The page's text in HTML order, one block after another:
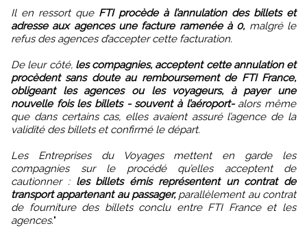
Il en ressort que FTI procède à l’annulation des billets et
adresse aux agences une facture ramenée à 0,malgré le
refus des agences d’accepter cette facturation.
De leur côté, les compagnies, acceptent cette annulation et
procèdent sans doute au remboursement de FTI France,
obligeant les agences ou les voyageurs, à payer une
nouvelle fois les billets - souvent à l’aéroport-alors même
que dans certains cas, elles avaient assuré l’agence de la
validité des billets et confirmé le départ.
Les Entreprises du Voyages mettent en garde les
compagnies sur le procédé qu’elles acceptent de
cautionner :les billets émis représentent un contrat de
transport appartenant au passager,parallèlement au contrat
de fourniture des billets conclu entre FTI France et les
agences."